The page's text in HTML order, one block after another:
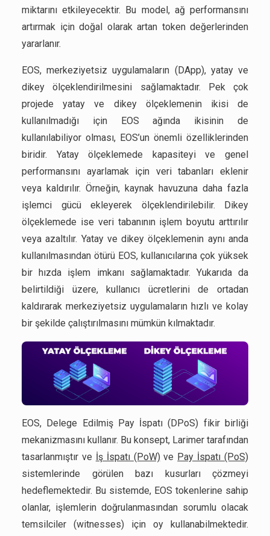
miktarını etkileyecektir. Bu model, ağ performansını
artırmak için doğal olarak artan token değerlerinden
yararlanır.
EOS, merkeziyetsiz uygulamaların (DApp), yatay ve
dikey ölçeklendirilmesini sağlamaktadır. Pek çok
projede yatay ve dikey ölçeklemenin ikisi de
kullanılmadığı için EOS ağında ikisinin de
kullanılabiliyor olması, EOS’un önemli özelliklerinden
biridir. Yatay ölçeklemede kapasiteyi ve genel
performansını ayarlamak için veri tabanları eklenir
veya kaldırılır. Örneğin, kaynak havuzuna daha fazla
işlemci gücü ekleyerek ölçeklendirilebilir. Dikey
ölçeklemede ise veri tabanının işlem boyutu arttırılır
veya azaltılır. Yatay ve dikey ölçeklemenin aynı anda
kullanılmasından ötürü EOS, kullanıcılarına çok yüksek
bir hızda işlem imkanı sağlamaktadır. Yukarıda da
belirtildiği üzere, kullanıcı ücretlerini de ortadan
kaldırarak merkeziyetsiz uygulamaların hızlı ve kolay
bir şekilde çalıştırılmasını mümkün kılmaktadır.
EOS, Delege Edilmiş Pay İspatı (DPoS) fikir birliği
mekanizmasını kullanır. Bu konsept, Larimer tarafından
tasarlanmıştır ve İş İspatı (PoW)ve Pay İspatı (PoS)
sistemlerinde görülen bazı kusurları çözmeyi
hedeflemektedir. Bu sistemde, EOS tokenlerine sahip
olanlar, işlemlerin doğrulanmasından sorumlu olacak
temsilciler (witnesses) için oy kullanabilmektedir.